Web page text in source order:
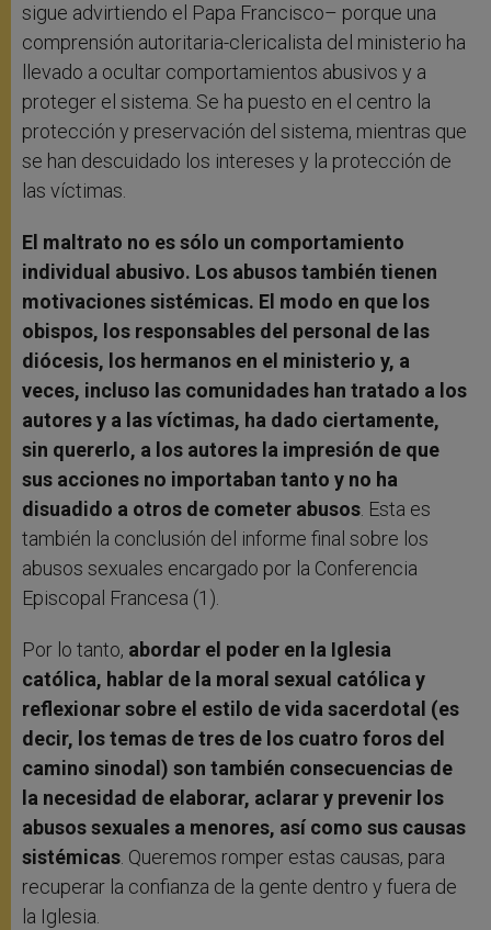
sigue advirtiendo el Papa Francisco– porque una
comprensión autoritaria-clericalista del ministerio ha
llevado a ocultar comportamientos abusivos y a
proteger el sistema. Se ha puesto en el centro la
protección y preservación del sistema, mientras que
se han descuidado los intereses y la protección de
las víctimas.
El maltrato no es sólo un comportamiento
individual abusivo. Los abusos también tienen
motivaciones sistémicas. El modo en que los
obispos, los responsables del personal de las
diócesis, los hermanos en el ministerio y, a
veces, incluso las comunidades han tratado a los
autores y a las víctimas, ha dado ciertamente,
sin quererlo, a los autores la impresión de que
sus acciones no importaban tanto y no ha
disuadido a otros de cometer abusos . Esta es
también la conclusión del informe final sobre los
abusos sexuales encargado por la Conferencia
Episcopal Francesa (1).
Por lo tanto, abordar el poder en la Iglesia
católica, hablar de la moral sexual católica y
reflexionar sobre el estilo de vida sacerdotal (es
decir, los temas de tres de los cuatro foros del
camino sinodal) son también consecuencias de
la necesidad de elaborar, aclarar y prevenir los
abusos sexuales a menores, así como sus causas
sistémicas . Queremos romper estas causas, para
recuperar la confianza de la gente dentro y fuera de
la Iglesia.